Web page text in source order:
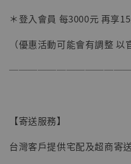
【現貨】
NT$ 5,300
＊登入會員 每3000元 再享15
（優惠活動可能會有調整 以
【寄送服務】
台灣客戶提供宅配及超商寄